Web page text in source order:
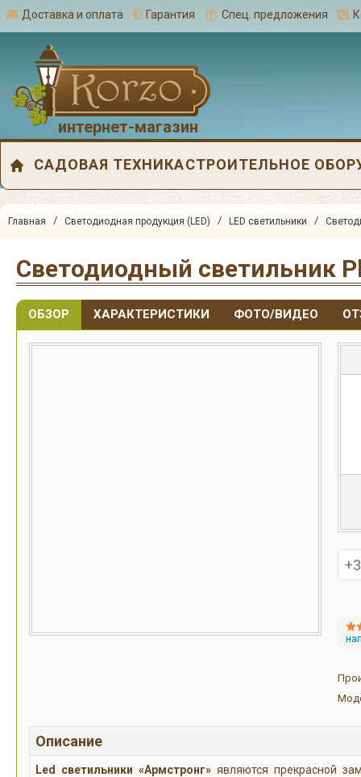
Доставка и оплата Гарантия Спец. предложения
интернет-магазин
САДОВАЯ ТЕХНИКАСТРОИТЕЛЬНОЕ
Главная / Светодиодная продукция (LED) / LED светильники /
Светодиодный светильник
ОБЗОР ХАРАКТЕРИСТИКИ ФОТО/ВИДЕО
Описание
Led светильники «Армстронг» являются прекрасной